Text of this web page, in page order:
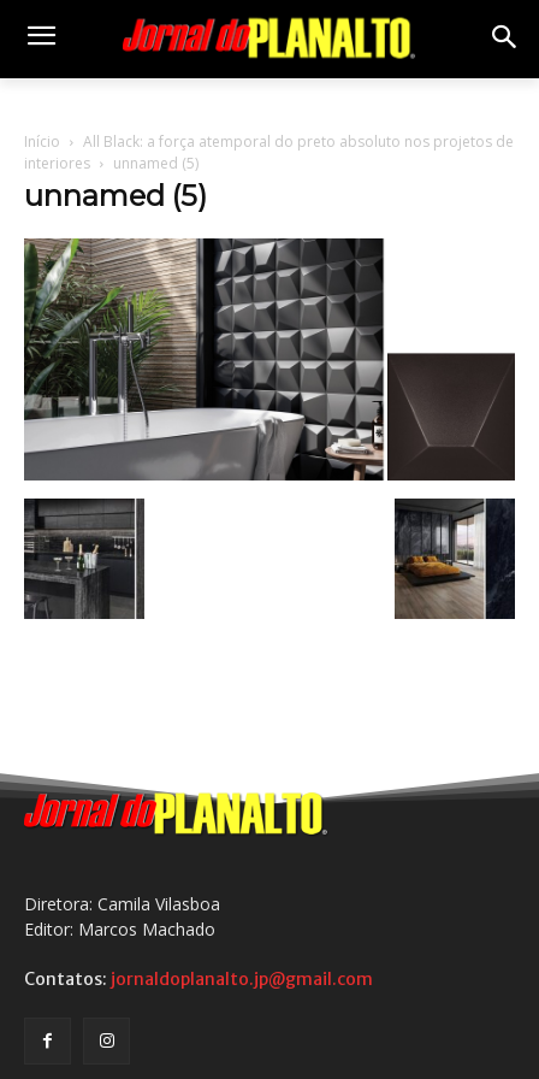
Início
All Black: a força atemporal do preto absoluto nos projetos de
interiores
unnamed (5)
unnamed (5)
Diretora: Camila Vilasboa
Editor: Marcos Machado
Contatos: jornaldoplanalto.jp@gmail.com